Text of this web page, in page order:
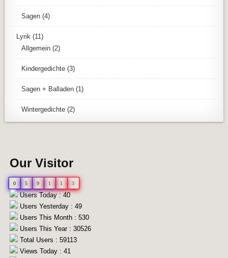
Sagen (4)
Lyrik (11)
Allgemein (2)
Kindergedichte (3)
Sagen + Balladen (1)
Wintergedichte (2)
Our Visitor
0 5 9 1 1 3
Users Today : 40
Users Yesterday : 49
Users This Month : 530
Users This Year : 30526
Total Users : 59113
Views Today : 41